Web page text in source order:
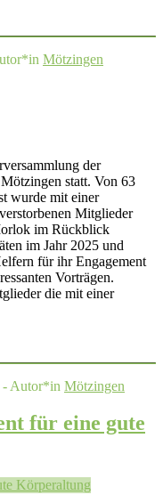
Mötzingen
der
statt. Von 63
wurde mit einer
Mitglieder
im Rückblick
im Jahr 2025 und
für ihr Engagement
Vorträgen.
die mit einer
- Autor*in Mötzingen
für eine gute